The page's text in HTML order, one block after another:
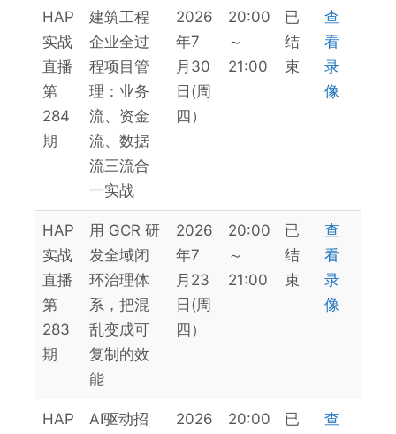
系
列
主题
举
办
日
期
时间
状
态
说
明
HAP
实战
直播
第
284
期
建筑工程
企业全过
程项目管
理：业务
流、资金
流、数据
流三流合
一实战
2026
年7
月30
日(周
四）
20:00
～
21:00
已
结
束
查
看
录
像
HAP
实战
直播
第
283
期
用 GCR 研
发全域闭
环治理体
系，把混
乱变成可
复制的效
能
2026
年7
月23
日(周
四）
20:00
～
21:00
已
结
束
查
看
录
像
HAP AI驱动招 2026 20:00 已 查